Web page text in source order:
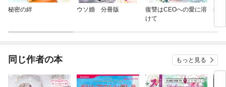
秘密の絆 ウソ婚 分冊版
復讐はCEOへの愛に溶
けて
秘
同じ作者の本 もっと見る